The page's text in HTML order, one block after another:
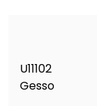
U11102
Gesso